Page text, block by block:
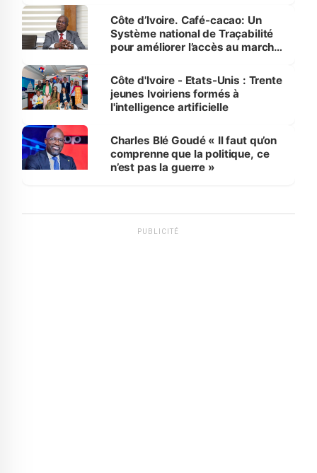
Côte d’Ivoire. Café-cacao: Un
Système national de Traçabilité
pour améliorer l’accès au marché
Côte d'Ivoire - Etats-Unis : Trente
jeunes Ivoiriens formés à
l'intelligence artificielle
Charles Blé Goudé « Il faut qu’on
comprenne que la politique, ce
n’est pas la guerre »
PUBLICITÉ